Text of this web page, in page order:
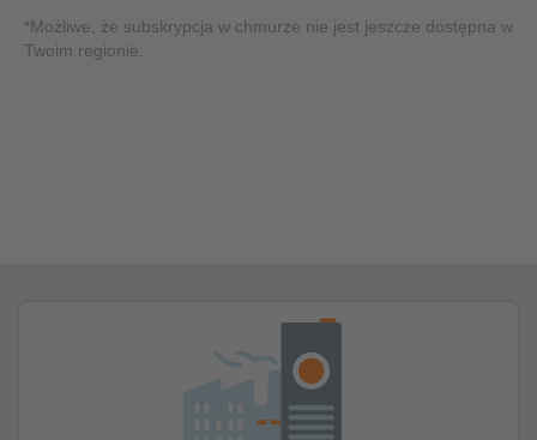
*Możliwe, że subskrypcja w chmurze nie jest jeszcze dostępna w
Twoim regionie.